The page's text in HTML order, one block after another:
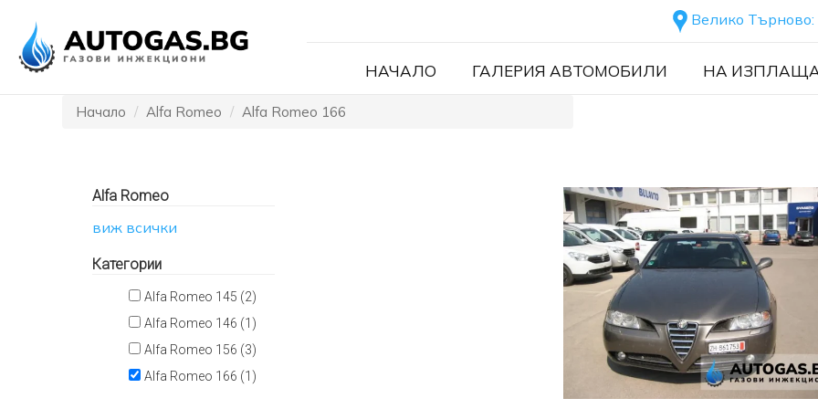
Велико Търново:
НАЧАЛО ГАЛЕРИЯ АВТОМОБИЛИ НА
Начало Alfa Romeo Alfa Romeo 166
Alfa Romeo
виж всички
Категории
Alfa Romeo 145 (2)
Alfa Romeo 146 (1)
Alfa Romeo 156 (3)
Alfa Romeo 166 (1)